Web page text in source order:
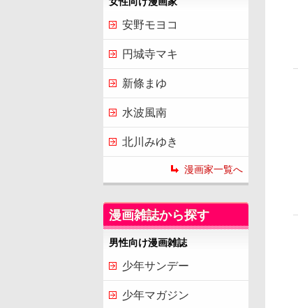
安野モヨコ
円城寺マキ
新條まゆ
水波風南
北川みゆき
漫画家一覧へ
漫画雑誌から探す
男性向け漫画雑誌
少年サンデー
少年マガジン